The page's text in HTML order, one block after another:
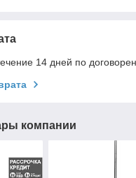
14 дней по
компании